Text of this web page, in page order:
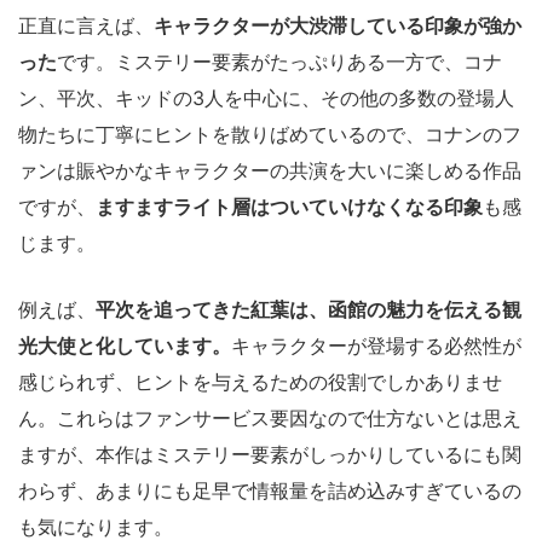
正直に言えば、 キャラクターが大渋滞している印象が強か
ったです。ミステリー要素がたっぷりある一方で、コナ
ン、平次、キッドの3人を中心に、その他の多数の登場人
物たちに丁寧にヒントを散りばめているので、コナンのフ
ァンは賑やかなキャラクターの共演を大いに楽しめる作品
ですが、
ますますライト層はついていけなくなる印象 も感
じます。
例えば、 平次を追ってきた紅葉は、函館の魅力を伝える観
光大使と化しています。 キャラクターが登場する必然性が
感じられず、ヒントを与えるための役割でしかありませ
ん。これらはファンサービス要因なので仕方ないとは思え
ますが、本作はミステリー要素がしっかりしているにも関
わらず、あまりにも足早で情報量を詰め込みすぎているの
も気になります。